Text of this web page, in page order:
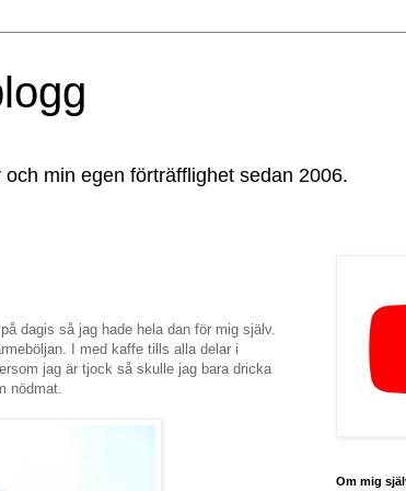
min egen förträfflighet sedan 2006.
dagis så jag hade hela dan för mig själv.
I med kaffe tills alla delar i
jag är tjock så skulle jag bara dricka
nödmat.
Om mig